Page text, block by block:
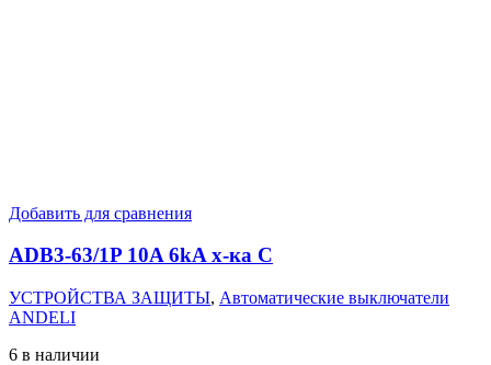
Добавить для сравнения
ADB3-63/1P 10A 6kA х-ка C
УСТРОЙСТВА ЗАЩИТЫ, Автоматические выключатели
ANDELI
6 в наличии